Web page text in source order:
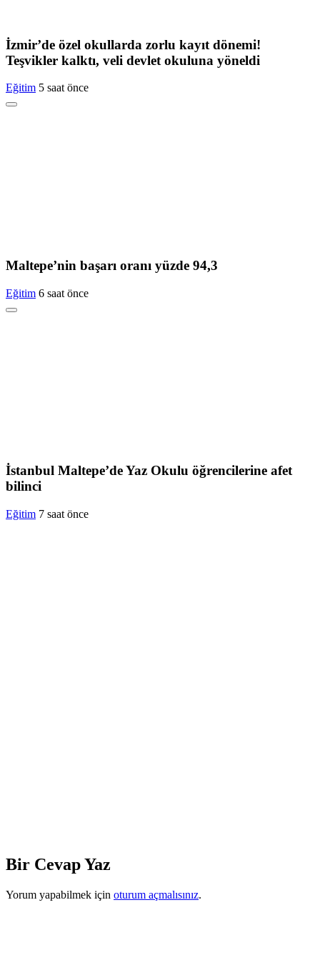
İzmir’de özel okullarda zorlu kayıt dönemi!
Teşvikler kalktı, veli devlet okuluna yöneldi
Eğitim 5 saat önce
Maltepe’nin başarı oranı yüzde 94,3
Eğitim 6 saat önce
İstanbul Maltepe’de Yaz Okulu öğrencilerine afet
bilinci
Eğitim 7 saat önce
Bir Cevap Yaz
Yorum yapabilmek için oturum açmalısınız.